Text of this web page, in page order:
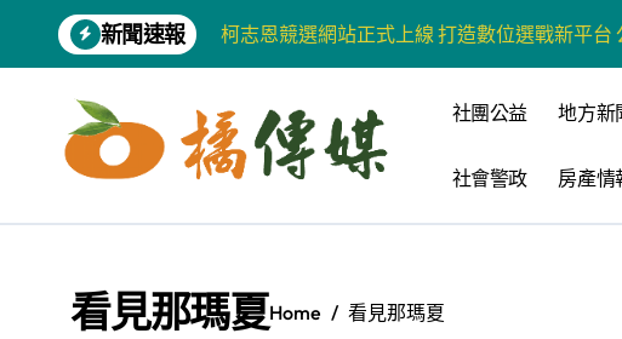
content
新聞速報
柯志恩競選網站正式上線 打造數位選戰新平台
藍綠市長參選人對無人載具條例互批 柯志恩：
爭取原住民選票 柯志恩提原民5大政策 打造城
雅安 天府之肺裡的安逸密碼 一座被時光偏愛
高科大機電系與日本愛媛大學跨校合作 並感謝
社團公益 地方新
社會警政 房產情
看見那瑪夏Home 看見那瑪夏